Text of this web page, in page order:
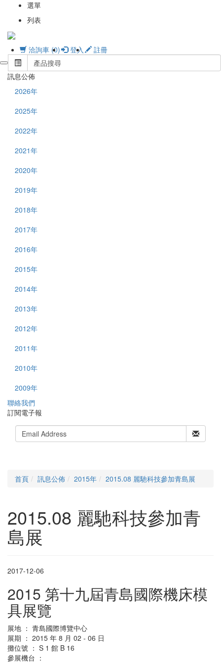
選單
列表
洽詢車 (0) 登入 註冊
訊息公佈
2026年
2025年
2022年
2021年
2020年
2019年
2018年
2017年
2016年
2015年
2014年
2013年
2012年
2011年
2010年
2009年
聯絡我們
訂閱電子報
首頁 訊息公佈 2015年 2015.08 麗馳科技參加青島展
2015.08 麗馳科技參加青
島展
2017-12-06
2015 第十九屆青島國際機床模
具展覽
展地 ： 青島國際博覽中心
展期 ： 2015 年 8 月 02 - 06 日
攤位號 ： S 1 館 B 16
參展機台 ：